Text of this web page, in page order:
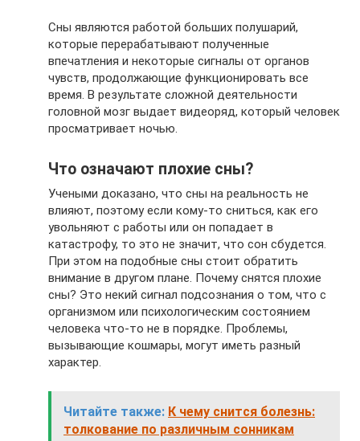
Сны являются работой больших полушарий,
которые перерабатывают полученные
впечатления и некоторые сигналы от органов
чувств, продолжающие функционировать все
время. В результате сложной деятельности
головной мозг выдает видеоряд, который человек
просматривает ночью.
Что означают плохие сны?
Учеными доказано, что сны на реальность не
влияют, поэтому если кому-то сниться, как его
увольняют с работы или он попадает в
катастрофу, то это не значит, что сон сбудется.
При этом на подобные сны стоит обратить
внимание в другом плане. Почему снятся плохие
сны? Это некий сигнал подсознания о том, что с
организмом или психологическим состоянием
человека что-то не в порядке. Проблемы,
вызывающие кошмары, могут иметь разный
характер.
Читайте также: К чему снится болезнь:
толкование по различным сонникам